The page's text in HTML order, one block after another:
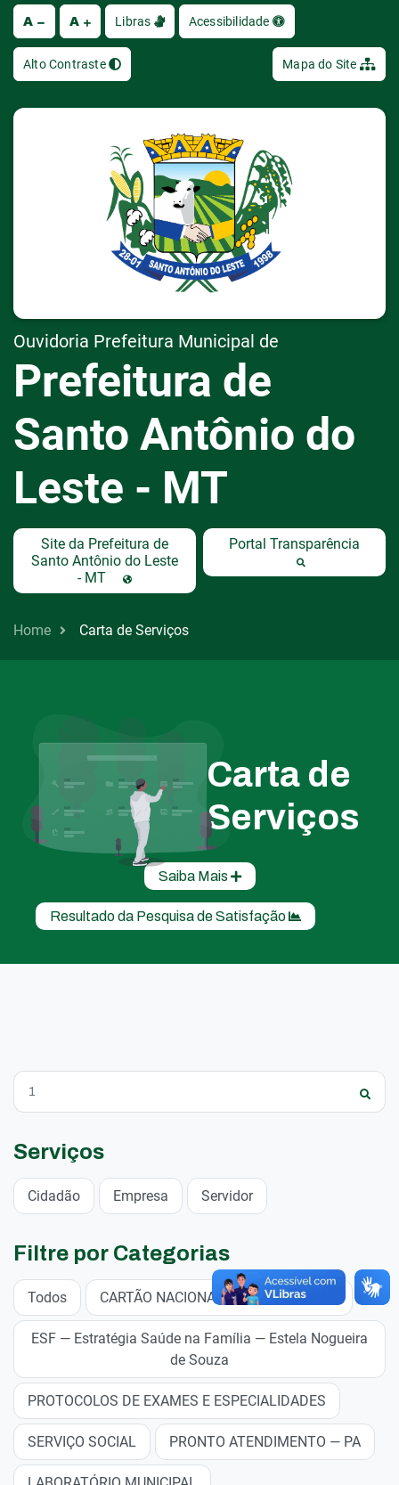
A A Libras Acessibilidade
Alto Contraste Mapa do Site
Ouvidoria Prefeitura Municipal de
Prefeitura de
Santo Antônio do
Leste - MT
Site da Prefeitura de
Santo Antônio do Leste
- MT
Portal Transparência
Home Carta de Serviços
Carta de
Serviços
Saiba Mais
Resultado da Pesquisa de Satisfação
Serviços
Cidadão Empresa Servidor
Filtre por Categorias
Todos CARTÃO NACIONAL DE SAÚDE — CNS
ESF — Estratégia Saúde na Família — Estela Nogueira
de Souza
PROTOCOLOS DE EXAMES E ESPECIALIDADES
SERVIÇO SOCIAL PRONTO ATENDIMENTO — PA